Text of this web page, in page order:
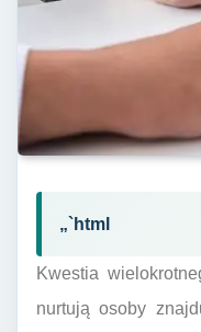
„`html
Kwestia
nurtują osoby